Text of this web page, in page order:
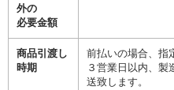
外の
必要金額
商品引渡し
時期
前払いの場合、指
３営業日以内、製
送致します。